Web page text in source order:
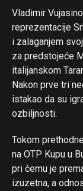
Vladimir
reprezentacije
i zalaganjem
za predstojeće
italijanskom
Nakon prve tri
istakao da su
ozbiljnosti.
Tokom
na OTP Kupu u
pri čemu je
izuzetna, a